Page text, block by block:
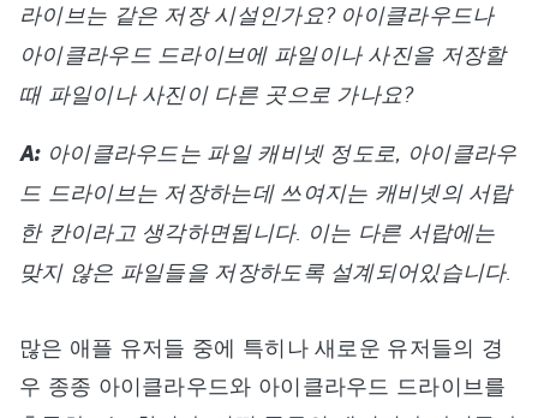
라이브는 같은 저장 시설인가요? 아이클라우드나
아이클라우드 드라이브에 파일이나 사진을 저장할
때 파일이나 사진이 다른 곳으로 가나요?
A:아이클라우드는 파일 캐비넷 정도로, 아이클라우
드 드라이브는 저장하는데 쓰여지는 캐비넷의 서랍
한 칸이라고 생각하면됩니다. 이는 다른 서랍에는
맞지 않은 파일들을 저장하도록 설계되어있습니다.
많은 애플 유저들 중에 특히나 새로운 유저들의 경
우 종종 아이클라우드와 아이클라우드 드라이브를